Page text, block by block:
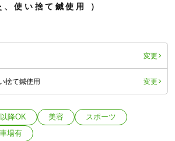
、使い捨て鍼使用
変更
捨て鍼使用 変更
降OK 美容
スポーツ
場有
りを見た」